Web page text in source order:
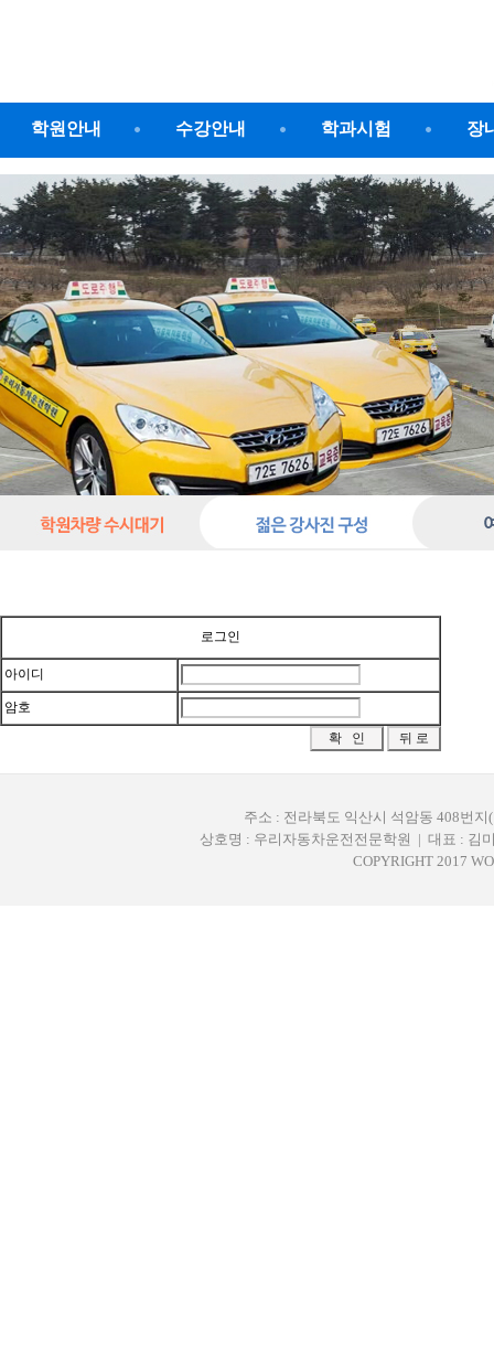
학원안내 수강안내 학과시험 장
로그인
아이디
암호
주소 : 전라북도 익산시 석암동 408번
상호명 : 우리자동차운전전문학원 | 대표 : 김
COPYRIGHT 2017